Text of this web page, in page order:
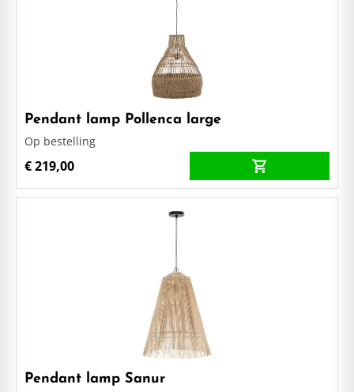
Pendant lamp Pollenca large
Op bestelling
€ 219,00
Pendant lamp Sanur